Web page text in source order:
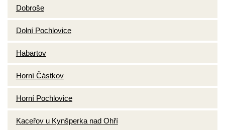
Dobroše
Dolní Pochlovice
Habartov
Horní Částkov
Horní Pochlovice
Kaceřov u Kynšperka nad Ohří